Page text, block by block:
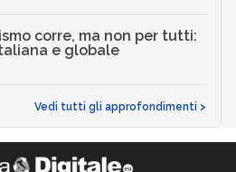
corre, ma non per tutti:
e globale
Vedi tutti gli approfondimenti >